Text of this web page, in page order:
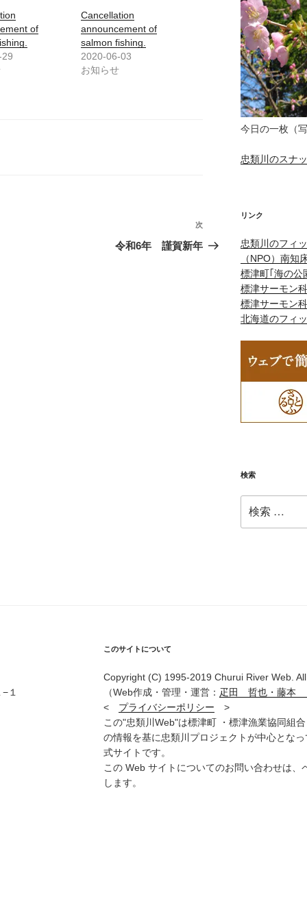
of
Cancellation
announcement of
salmon fishing.
2020-06-03
お知らせ
次
の
次
令和6年 謹賀新年
今日の一枚（
忠類川のスナ
リンク
忠類川のフィ
（NPO）南知
標津町｢海の公
標津サーモン
標津サーモン
北海道のフィ
検索
索:
１
このサイトについて
Copyright (C) 1995-2019 Churui River Web.
（Web作成・管理・運営： 疋田 哲也・藤
< プライバシーポリシー >
この"忠類川Web"は標津町 ・標津漁業協同組
の情報を基に忠類川プロジェクトが中心とな
式サイトです。
この Web サイトについてのお問い合わせは
します。